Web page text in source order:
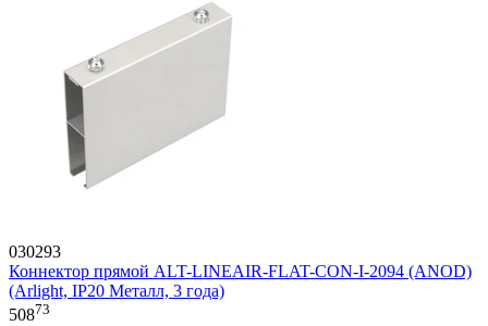
030293
Коннектор прямой ALT-LINEAIR-FLAT-CON-I-2094 (ANOD)
(Arlight, IP20 Металл, 3 года)
50873